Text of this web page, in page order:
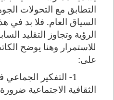
التطابق مع التحولات
السياق العام. فلا بد في
الرؤية وتجاوز التقليد
للاستمرار وهنا يوضح
على:
1- التفكير
الثقافية الاجتماعية